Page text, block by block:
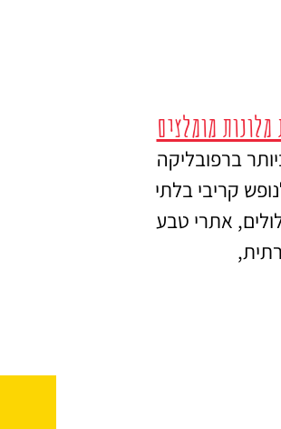
מלונות מומלצים
ברפובליקה
קריבי בלתי
אתרי טבע